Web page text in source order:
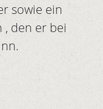
sowie ein
, den er bei